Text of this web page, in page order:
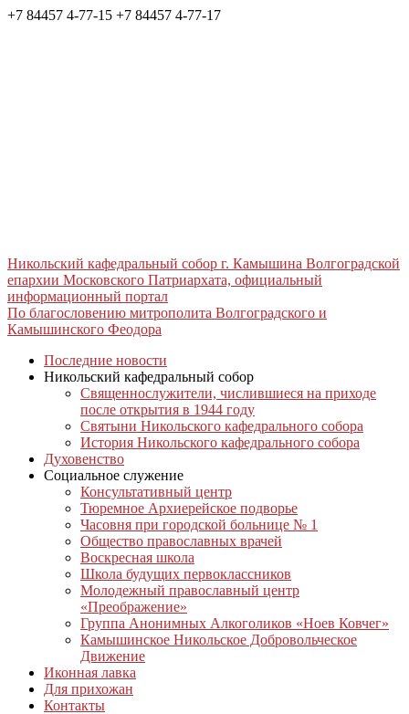
+7 84457 4-77-15 +7 84457 4-77-17
Никольский кафедральный собор г. Камышина Волгоградской
епархии Московского Патриархата, официальный
информационный портал
По благословению митрополита Волгоградского и
Камышинского Феодора
Последние новости
Никольский кафедральный собор
Священнослужители, числившиеся на приходе
после открытия в 1944 году
Святыни Никольского кафедрального собора
История Никольского кафедрального собора
Духовенство
Социальное служение
Консультативный центр
Тюремное Архиерейское подворье
Часовня при городской больнице № 1
Общество православных врачей
Воскресная школа
Школа будущих первоклассников
Молодежный православный центр
«Преображение»
Группа Анонимных Алкоголиков «Ноев Ковчег»
Камышинское Никольское Добровольческое
Движение
Иконная лавка
Для прихожан
Контакты